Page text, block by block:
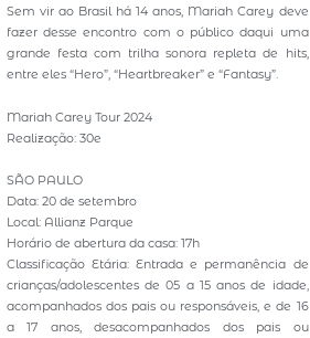
Sem vir ao Brasil há 14 anos, Mariah Carey deve
fazer desse encontro com o público daqui uma
grande festa com trilha sonora repleta de hits,
entre eles “Hero”, “Heartbreaker” e “Fantasy”.
Mariah Carey Tour 2024
Realização: 30e
SÃO PAULO
Data: 20 de setembro
Local: Allianz Parque
Horário de abertura da casa: 17h
Classificação Etária: Entrada e permanência de
crianças/adolescentes de 05 a 15 anos de idade,
acompanhados dos pais ou responsáveis, e de 16
a 17 anos, desacompanhados dos pais ou